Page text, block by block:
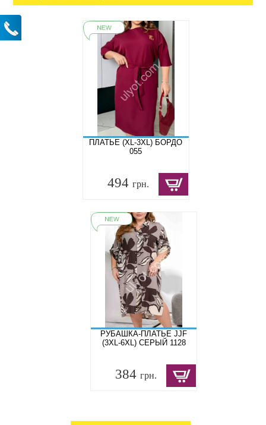
ПЛАТЬЕ (XL-3XL) БОРДО
055
494 грн.
РУБАШКА-ПЛАТЬЕ JJF
(3XL-6XL) СЕРЫЙ 1128
384 грн.